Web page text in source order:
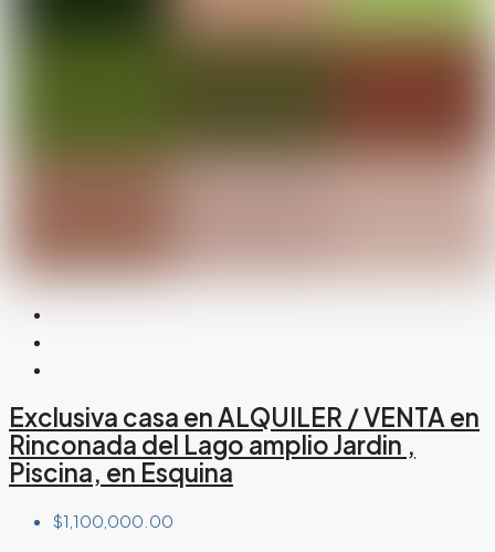
Exclusiva casa en ALQUILER / VENTA en
Rinconada del Lago amplio Jardin ,
Piscina, en Esquina
$1,100,000.00